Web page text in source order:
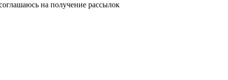
на получение рассылок